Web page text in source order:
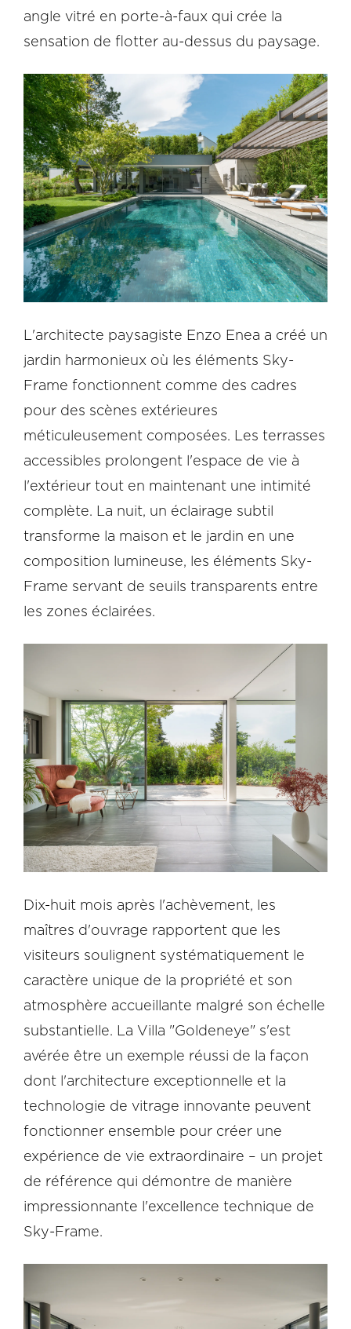
angle vitré en porte-à-faux qui crée la
sensation de flotter au-dessus du paysage.
L'architecte paysagiste Enzo Enea a créé un
jardin harmonieux où les éléments Sky-
Frame fonctionnent comme des cadres
pour des scènes extérieures
méticuleusement composées. Les terrasses
accessibles prolongent l'espace de vie à
l'extérieur tout en maintenant une intimité
complète. La nuit, un éclairage subtil
transforme la maison et le jardin en une
composition lumineuse, les éléments Sky-
Frame servant de seuils transparents entre
les zones éclairées.
Dix-huit mois après l'achèvement, les
maîtres d'ouvrage rapportent que les
visiteurs soulignent systématiquement le
caractère unique de la propriété et son
atmosphère accueillante malgré son échelle
substantielle. La Villa "Goldeneye" s'est
avérée être un exemple réussi de la façon
dont l'architecture exceptionnelle et la
technologie de vitrage innovante peuvent
fonctionner ensemble pour créer une
expérience de vie extraordinaire – un projet
de référence qui démontre de manière
impressionnante l'excellence technique de
Sky-Frame.